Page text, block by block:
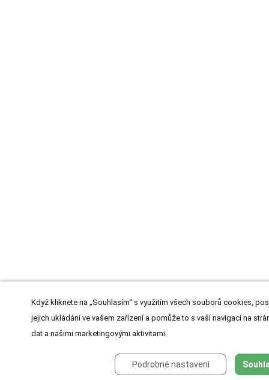
Když kliknete na „Souhlasím“ s využitím všech souborů cookies,
jejich ukládání ve vašem zařízení a pomůže to s vaší navigací na
dat a našimi marketingovými aktivitami.
Podrobné nastavení